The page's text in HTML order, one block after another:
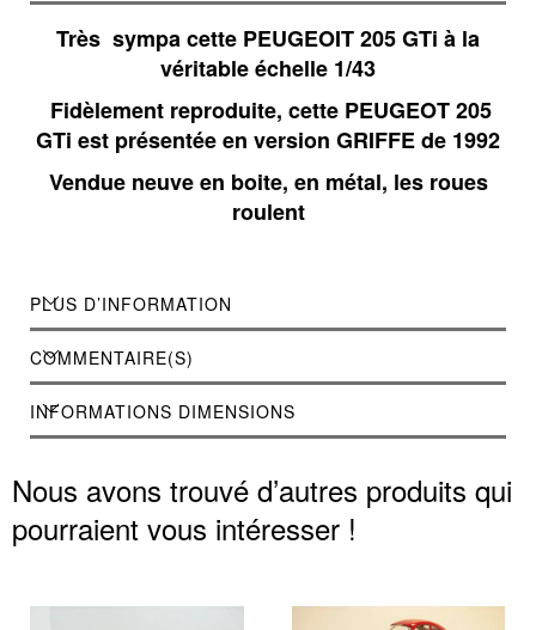
Très sympa cette PEUGEOIT 205 GTi à la
véritable échelle 1/43
Fidèlement reproduite, cette PEUGEOT 205
GTi est présentée en version GRIFFE de 1992
Vendue neuve en boite, en métal, les roues
roulent
PLUS D’INFORMATION
COMMENTAIRE(S)
INFORMATIONS DIMENSIONS
Nous avons trouvé d’autres produits qui
pourraient vous intéresser !